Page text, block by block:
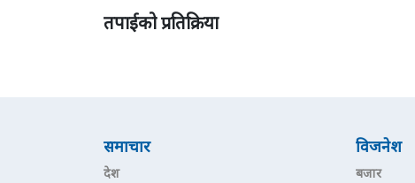
तपाईको प्रतिक्रिया
समाचार
देश
विजनेश
बजार